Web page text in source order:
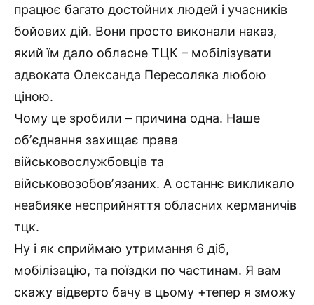
працює багато достойних людей і учасників
бойових дій. Вони просто виконали наказ,
який їм дало обласне ТЦК – мобілізувати
адвоката Олександа Пересоляка любою
ціною.
Чому це зробили – причина одна. Наше
обʼєднання захищає права
військовослужбовців та
військовозобовʼязаних. А останнє викликало
неабияке несприйняття обласних керманичів
тцк.
Ну і як сприймаю утримання 6 діб,
мобілізацію, та поїздки по частинам. Я вам
скажу відверто бачу в цьому +тепер я зможу